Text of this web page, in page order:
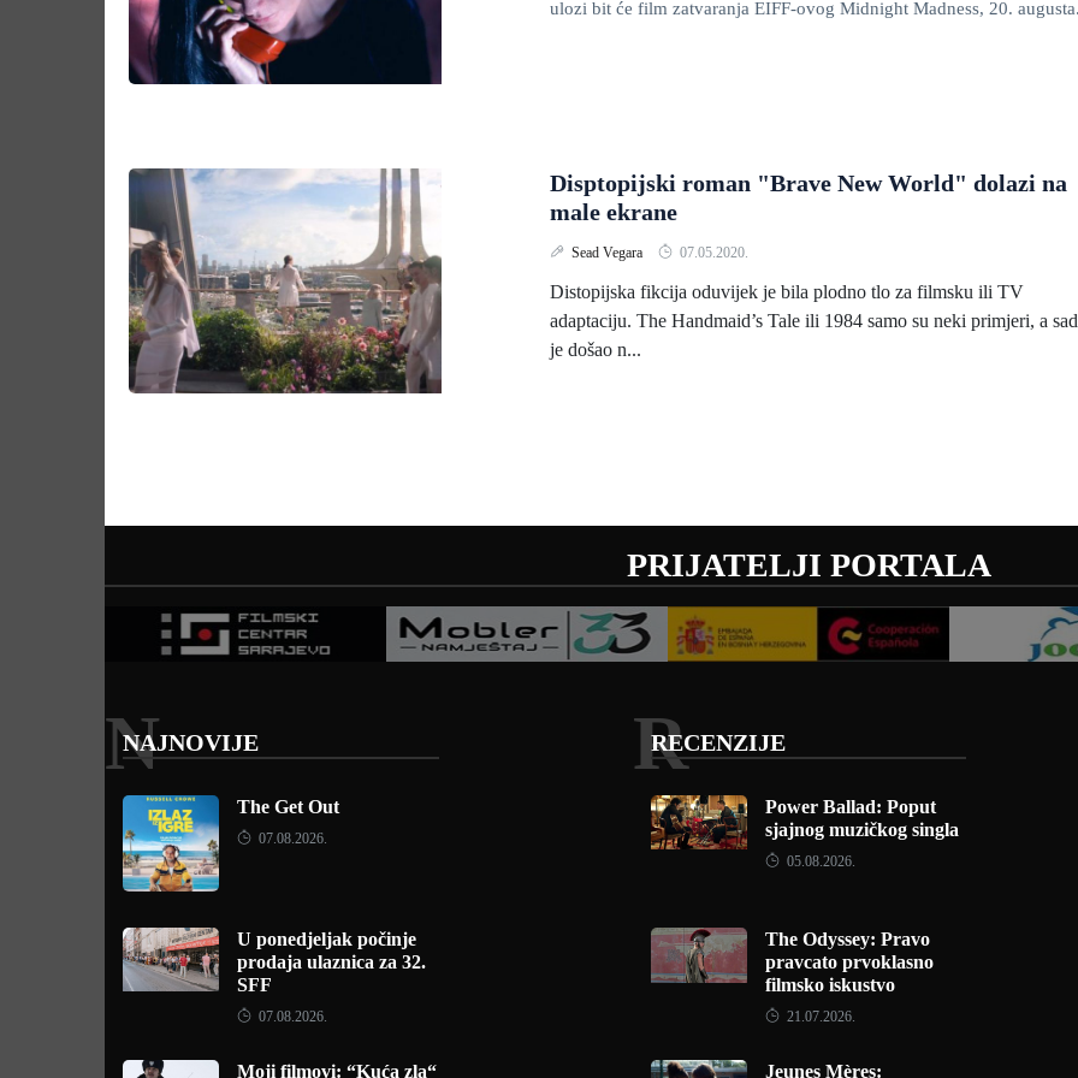
ulozi bit će film zatvaranja EIFF-ovog Midnight Madness, 20.
Disptopijski roman "Brave New World" dolazi na
male ekrane
Sead Vegara 07.05.2020.
Distopijska fikcija oduvijek je bila plodno tlo za filmsku ili TV
adaptaciju. The Handmaid’s Tale ili 1984 samo su neki primjeri, a
je došao n...
PRIJATELJI PORTALA
NAJNOVIJE
N
The Get Out
07.08.2026.
U ponedjeljak počinje
prodaja ulaznica za 32.
SFF
07.08.2026.
Moji filmovi: “Kuća zla“
RECENZIJE
R
Power Ballad: Poput
sjajnog muzičkog singla
05.08.2026.
The Odyssey: Pravo
pravcato prvoklasno
filmsko iskustvo
21.07.2026.
Jeunes Mères: